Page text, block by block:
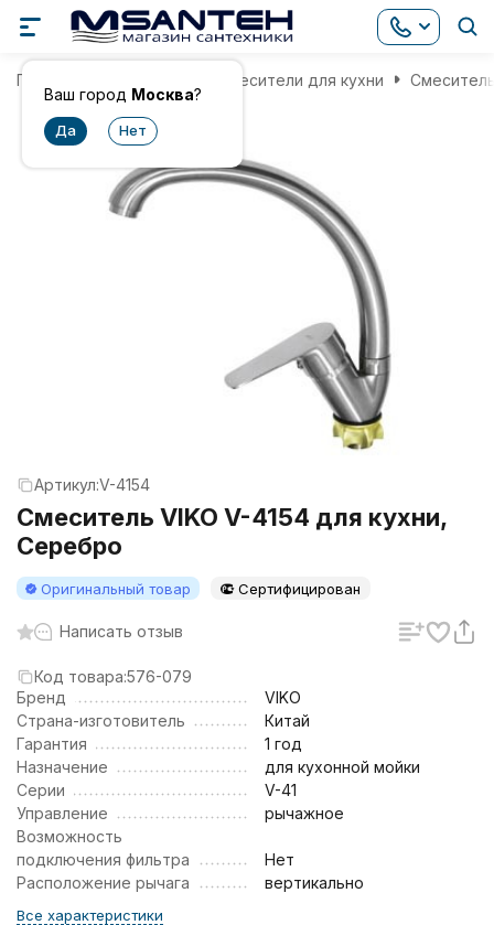
Ваш город Москва?
Главная Смесители для кухни
Артикул:V-4154
Смеситель VIKO V-4154 для кухни,
Серебро
Оригинальный товар Сертифицирован
Написать отзыв
Код товара:576-079
Бренд
VIKO
Страна-изготовитель
Китай
Гарантия
1 год
Назначение
для кухонной мойки
Серии
V-41
Управление
рычажное
Возможность
подключения фильтра
Нет
Расположение рычага
вертикально
Все характеристики